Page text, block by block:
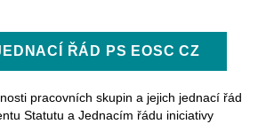
ŘÁD PS EOSC CZ
pracovních skupin a jejich jednací řád
Statutu a Jednacím řádu iniciativy